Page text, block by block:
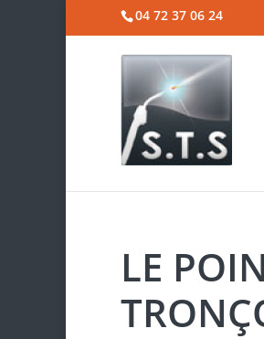
04 72 37 06 24
LE